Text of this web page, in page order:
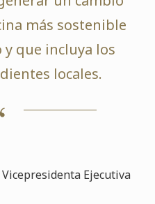
más sostenible
que incluya los
locales.
Ejecutiva